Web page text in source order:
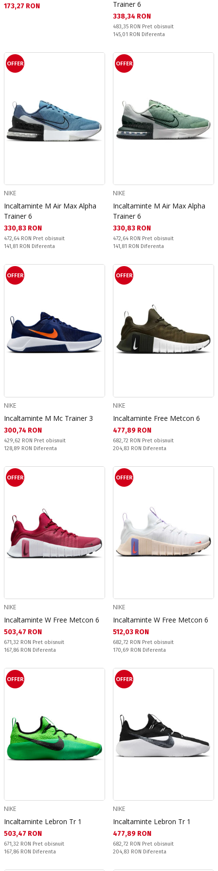
Текуща цена:
173,27 RON
Trainer 6
Текуща цена:
338,34 RON
Pret obisnuit:
483,35 RON Pret obisnuit
Спестявате:
145,01 RON Diferenta
OFFER
NIKE
Incaltaminte M Air Max Alpha
Trainer 6
Текуща цена:
330,83 RON
Pret obisnuit:
472,64 RON Pret obisnuit
Спестявате:
141,81 RON Diferenta
OFFER
NIKE
Incaltaminte M Air Max Alpha
Trainer 6
Текуща цена:
330,83 RON
Pret obisnuit:
472,64 RON Pret obisnuit
Спестявате:
141,81 RON Diferenta
OFFER
NIKE
Incaltaminte M Mc Trainer 3
Текуща цена:
300,74 RON
Pret obisnuit:
429,62 RON Pret obisnuit
Спестявате:
128,89 RON Diferenta
OFFER
NIKE
Incaltaminte Free Metcon 6
Текуща цена:
477,89 RON
Pret obisnuit:
682,72 RON Pret obisnuit
Спестявате:
204,83 RON Diferenta
OFFER
NIKE
Incaltaminte W Free Metcon 6
Текуща цена:
503,47 RON
Pret obisnuit:
671,32 RON Pret obisnuit
Спестявате:
167,86 RON Diferenta
OFFER
NIKE
Incaltaminte W Free Metcon 6
Текуща цена:
512,03 RON
Pret obisnuit:
682,72 RON Pret obisnuit
Спестявате:
170,69 RON Diferenta
OFFER
NIKE
Incaltaminte Lebron Tr 1
Текуща цена:
503,47 RON
Pret obisnuit:
671,32 RON Pret obisnuit
Спестявате:
167,86 RON Diferenta
OFFER
NIKE
Incaltaminte Lebron Tr 1
Текуща цена:
477,89 RON
Pret obisnuit:
682,72 RON Pret obisnuit
Спестявате:
204,83 RON Diferenta